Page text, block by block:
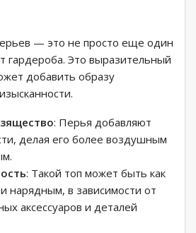
— это не просто еще один
гардероба. Это выразительный
добавить образу
: Перья добавляют
делая его более воздушным
: Такой топ может быть как
нарядным, в зависимости от
аксессуаров и деталей